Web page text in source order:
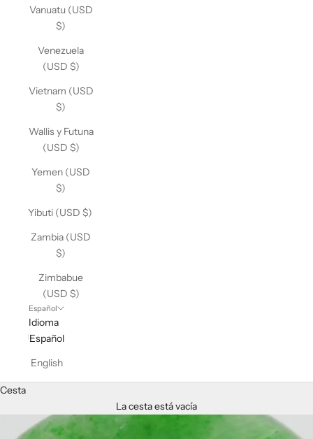
Vanuatu (USD
$)
Venezuela
(USD $)
Vietnam (USD
$)
Wallis y Futuna
(USD $)
Yemen (USD
$)
Yibuti (USD $)
Zambia (USD
$)
Zimbabue
(USD $)
Español
Idioma
Español
English
Cesta
La cesta está vacía